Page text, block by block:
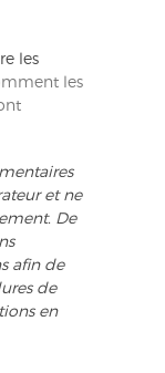
les
les
et ne
De
afin de
de
en